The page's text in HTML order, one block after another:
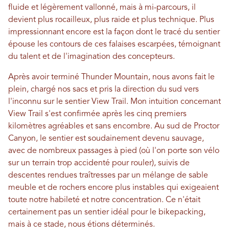
fluide et légèrement vallonné, mais à mi-parcours, il
devient plus rocailleux, plus raide et plus technique. Plus
impressionnant encore est la façon dont le tracé du sentier
épouse les contours de ces falaises escarpées, témoignant
du talent et de l'imagination des concepteurs.
Après avoir terminé Thunder Mountain, nous avons fait le
plein, chargé nos sacs et pris la direction du sud vers
l'inconnu sur le sentier View Trail. Mon intuition concernant
View Trail s'est confirmée après les cinq premiers
kilomètres agréables et sans encombre. Au sud de Proctor
Canyon, le sentier est soudainement devenu sauvage,
avec de nombreux passages à pied (où l'on porte son vélo
sur un terrain trop accidenté pour rouler), suivis de
descentes rendues traîtresses par un mélange de sable
meuble et de rochers encore plus instables qui exigeaient
toute notre habileté et notre concentration. Ce n'était
certainement pas un sentier idéal pour le bikepacking,
mais à ce stade, nous étions déterminés.